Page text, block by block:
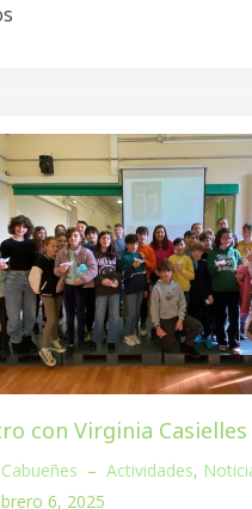
con Virginia Casielles
– Actividades,
6, 2025